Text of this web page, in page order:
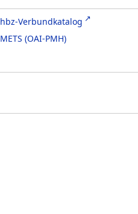
hbz-Verbundkatalog
METS (OAI-PMH)